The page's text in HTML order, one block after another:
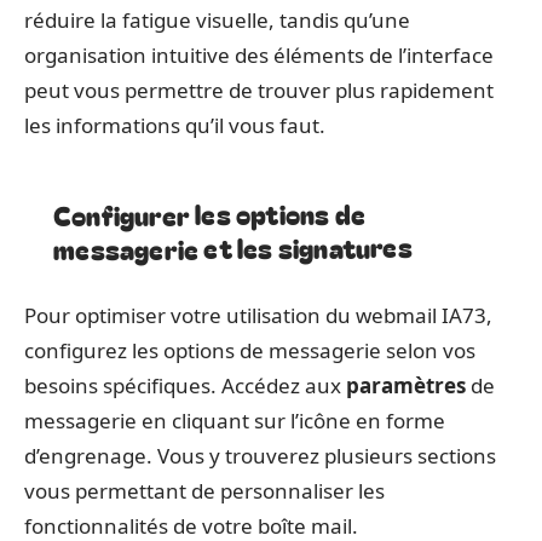
réduire la fatigue visuelle, tandis qu’une
organisation intuitive des éléments de l’interface
peut vous permettre de trouver plus rapidement
les informations qu’il vous faut.
Configurer les options de
messagerie et les signatures
Pour optimiser votre utilisation du webmail IA73,
configurez les options de messagerie selon vos
besoins spécifiques. Accédez aux paramètres de
messagerie en cliquant sur l’icône en forme
d’engrenage. Vous y trouverez plusieurs sections
vous permettant de personnaliser les
fonctionnalités de votre boîte mail.